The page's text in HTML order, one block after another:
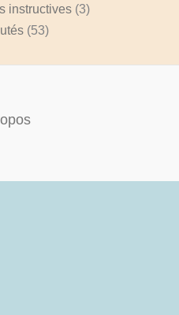
instructives (3)
(53)